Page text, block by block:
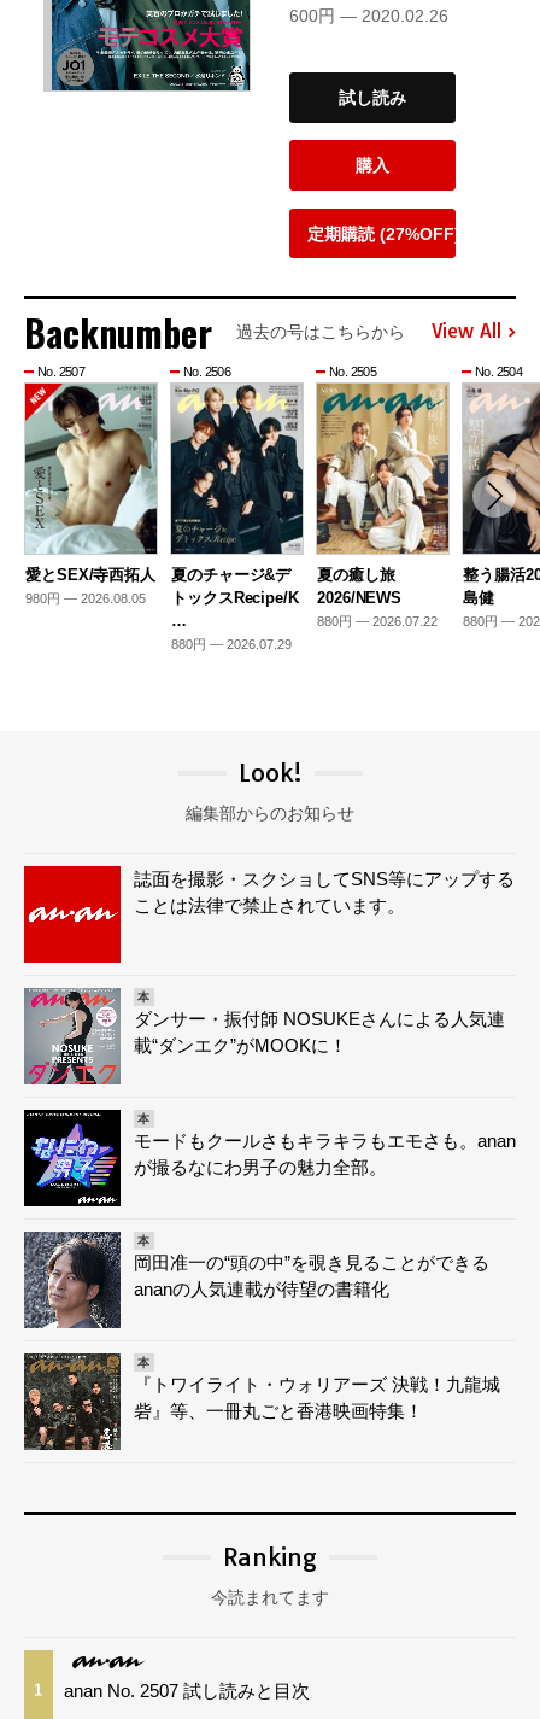
600円 — 2020.02.26
試し読み
購入
定期購読 (27%OFF)
Backnumber 過去の号はこちらから View All
No. 2507
愛とSEX/寺西拓人
980円 — 2026.08.05
No. 2506
夏のチャージ&デ
トックスRecipe/K
…
880円 — 2026.07.29
No. 2505
夏の癒し旅
2026/NEWS
880円 — 2026.07.22
No. 2504
整う腸活
島健
880円 —
Look!
編集部からのお知らせ
誌面を撮影・スクショしてSNS等にアップする
ことは法律で禁止されています。
本
ダンサー・振付師 NOSUKEさんによる人気連
載“ダンエク”がMOOKに！
本
モードもクールさもキラキラもエモさも。anan
が撮るなにわ男子の魅力全部。
本
岡田准一の“頭の中”を覗き見ることができる
ananの人気連載が待望の書籍化
本
『トワイライト・ウォリアーズ 決戦！九龍城
砦』等、一冊丸ごと香港映画特集！
Ranking
今読まれてます
1 anan No. 2507 試し読みと目次